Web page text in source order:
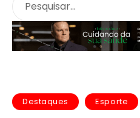
Destaques Esporte